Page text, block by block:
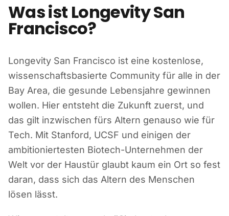
Was ist Longevity San
Francisco?
Longevity San Francisco ist eine kostenlose,
wissenschaftsbasierte Community für alle in der
Bay Area, die gesunde Lebensjahre gewinnen
wollen. Hier entsteht die Zukunft zuerst, und
das gilt inzwischen fürs Altern genauso wie für
Tech. Mit Stanford, UCSF und einigen der
ambitioniertesten Biotech-Unternehmen der
Welt vor der Haustür glaubt kaum ein Ort so fest
daran, dass sich das Altern des Menschen
lösen lässt.